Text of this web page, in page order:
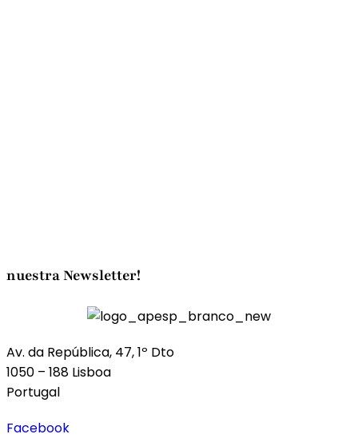
nuestra Newsletter!
Av. da República, 47, 1º Dto
1050 – 188 Lisboa
Portugal
Facebook